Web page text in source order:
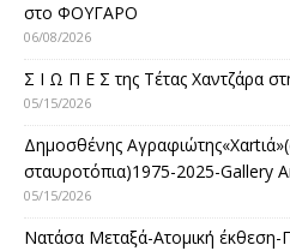
στο ΦΟΥΓΑΡΟ
06/08/2026
Σ Ι Ω Π Ε Σ της Τέτας Χαντζάρα
05/15/2026
Δημοσθένης
σταυροτόπια)1975-2025-Gallery
05/15/2026
Νατάσα Μεταξά-Ατομική